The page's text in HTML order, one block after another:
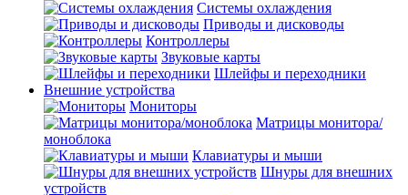
Системы охлаждения
Приводы и дисководы
Контроллеры
Звуковые карты
Шлейфы и переходники
Внешние устройства
Мониторы
Матрицы монитора/
моноблока
Клавиатуры и мыши
Шнуры для внешних
устройств